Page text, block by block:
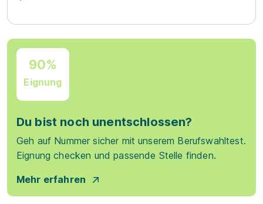
90%
Eignung
Du bist noch unentschlossen?
Geh auf Nummer sicher mit unserem Berufswahltest.
Eignung checken und passende Stelle finden.
Mehr erfahren